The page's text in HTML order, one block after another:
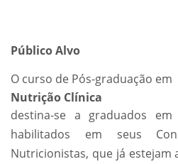
Público Alvo
O curso de Pós-graduação em
Nutrição Clínica
destina-se a graduados
habilitados em seus
Nutricionistas, que já